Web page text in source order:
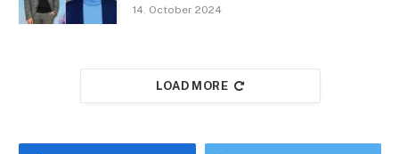
14. October 2024
LOAD MORE